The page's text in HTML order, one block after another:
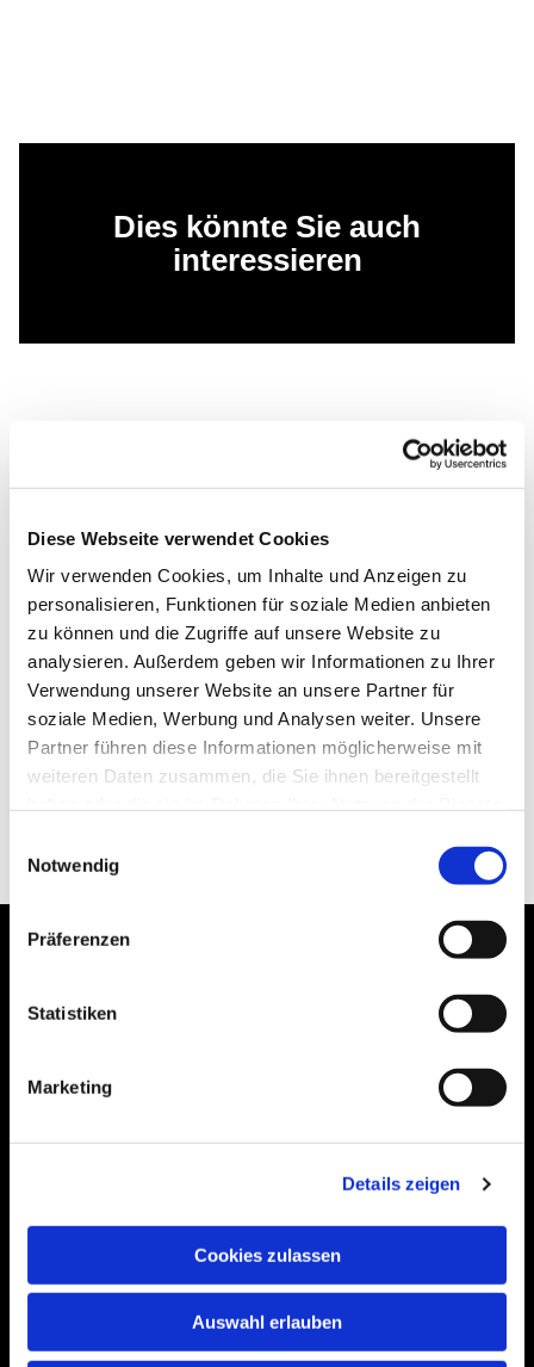
Diese Webseite verwendet Cookies
Wir verwenden Cookies, um Inhalte und Anzeigen zu
personalisieren, Funktionen für soziale Medien anbieten
zu können und die Zugriffe auf unsere Website zu
analysieren. Außerdem geben wir Informationen zu Ihrer
Verwendung unserer Website an unsere Partner für
soziale Medien, Werbung und Analysen weiter. Unsere
Partner führen diese Informationen möglicherweise mit
weiteren Daten zusammen, die Sie ihnen bereitgestellt
Notwendig
Präferenzen
Statistiken
Marketing
Details zeigen
Cookies zulassen
Auswahl erlauben
Dies könnte Sie auch
interessieren
Bitte akzeptieren Sie Marketing-Cookies,
Accept cookies